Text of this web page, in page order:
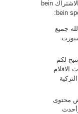
والمعلومات التي تحتاجونها لإتمام عملية الاشتراك bein
جميع
لكم
بأحدث الافلام
لعرض محتوى